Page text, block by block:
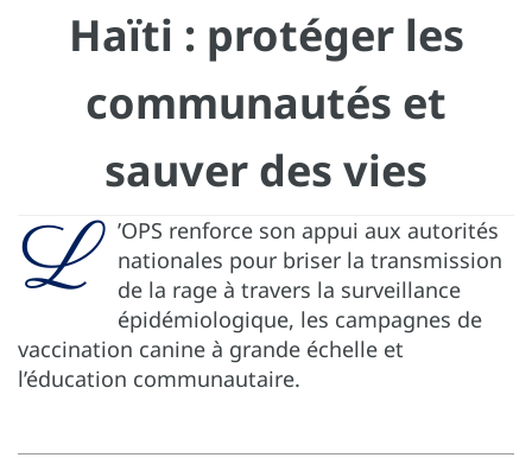
Haïti : protéger les
communautés et
sauver des vies
L
’OPS renforce son appui aux autorités
nationales pour briser la transmission
de la rage à travers la surveillance
épidémiologique, les campagnes de
vaccination canine à grande échelle et
l’éducation communautaire.